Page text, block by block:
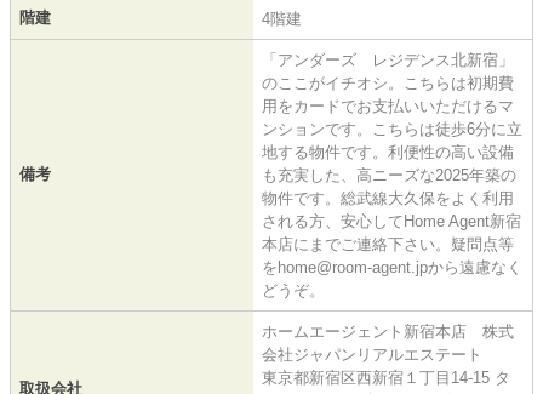
階建 4階建
備考
「アンダーズ レジデンス北新宿」
のここがイチオシ。こちらは初期費
用をカードでお支払いいただけるマ
ンションです。こちらは徒歩6分に立
地する物件です。利便性の高い設備
も充実した、高ニーズな2025年築の
物件です。総武線大久保をよく利用
される方、安心してHome Agent新宿
本店にまでご連絡下さい。疑問点等
をhome@room-agent.jpから遠慮なく
どうぞ。
取扱会社
ホームエージェント新宿本店 株式
会社ジャパンリアルエステート
東京都新宿区西新宿１丁目14-15 タ